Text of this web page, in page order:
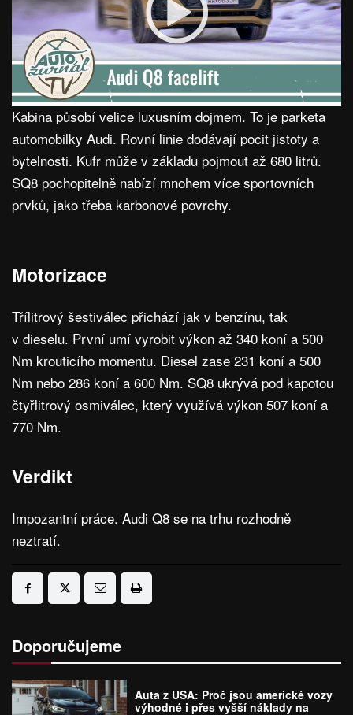
Kabina působí velice luxusním dojmem. To je parketa
automobilky Audi. Rovní linie dodávají pocit jistoty a
bytelnosti. Kufr může v základu pojmout až 680 litrů.
SQ8 pochopitelně nabízí mnohem více sportovních
prvků, jako třeba karbonové povrchy.
Motorizace
Třílitrový šestiválec přichází jak v benzínu, tak
v dieselu. První umí vyrobit výkon až 340 koní a 500
Nm krouticího momentu. Diesel zase 231 koní a 500
Nm nebo 286 koní a 600 Nm. SQ8 ukrývá pod kapotou
čtyřlitrový osmiválec, který využívá výkon 507 koní a
770 Nm.
Verdikt
Impozantní práce. Audi Q8 se na trhu rozhodně
neztratí.
Doporučujeme
Auta z USA: Proč jsou americké vozy
výhodné i přes vyšší náklady na